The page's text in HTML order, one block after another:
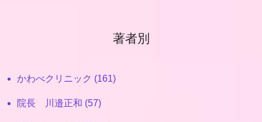
著者別
かわべクリニック (161)
院長 川邉正和 (57)